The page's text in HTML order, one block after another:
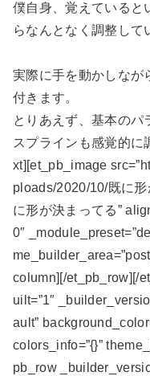
僕自身、覚えていると
らなんとなく調整して
実際に手を動かしなが
付きます。
とりあえず、基本のパ
スプラインも感覚的
xt][et_pb_image
ploads/2020/10/既に形
に形が決まってる”
0″
column][/et_pb_row][/
uilt=”1″
ault”
colors_info=”{}”
pb_row